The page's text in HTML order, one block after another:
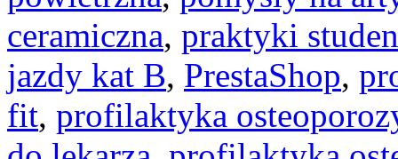
ceramiczna, praktyki
jazdy kat B, PrestaShop,
fit, profilaktyka